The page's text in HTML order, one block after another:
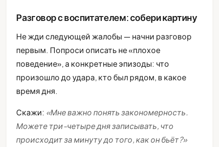
Разговор с воспитателем: собери картину
Не жди следующей жалобы — начни разговор
первым. Попроси описать не «плохое
поведение», а конкретные эпизоды: что
произошло до удара, кто был рядом, в какое
время дня.
Скажи: «Мне важно понять закономерность.
Можете три-четыре дня записывать, что
происходит за минуту до того, как он бьёт?»